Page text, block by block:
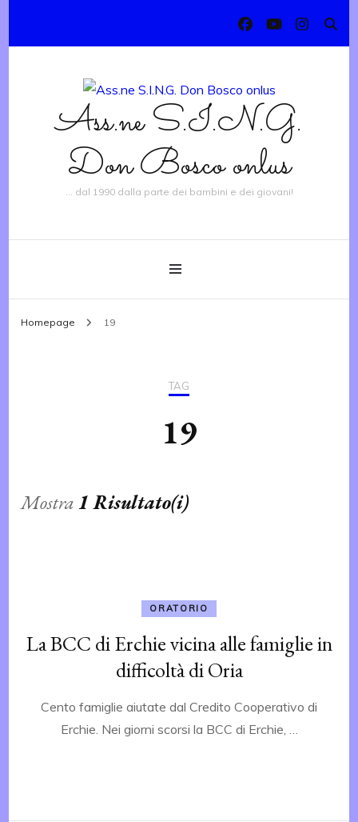
Ass.ne S.I.N.G.
Don Bosco onlus
… dal 1990 dalla parte dei bambini e dei giovani!
Homepage 19
TAG
19
Mostra1 Risultato(i)
ORATORIO
La BCC di Erchie vicina alle famiglie in
difficoltà di Oria
Cento famiglie aiutate dal Credito Cooperativo di
Erchie. Nei giorni scorsi la BCC di Erchie, …